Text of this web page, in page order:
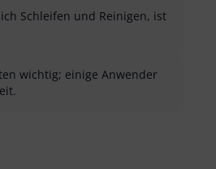
Schleifen und Reinigen, ist
wichtig; einige Anwender